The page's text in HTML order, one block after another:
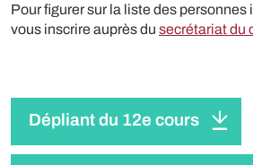
Pour figurer sur la liste des
vous inscrire auprès du secrétariat du
Dépliant du 12e cours